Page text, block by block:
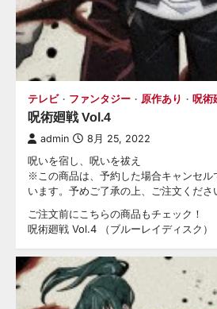
テレビ ファンタジー 原作あり 呪術
呪術廻戦 Vol.4
admin 8月 25, 2022
呪いを宿し、呪いを祓え
※この商品は、予約した場合キャンセル
います。予めご了承の上、ご注文くださ
ご注文前にこちらの商品もチェック！
呪術廻戦 Vol.4 （ブルーレイディスク）